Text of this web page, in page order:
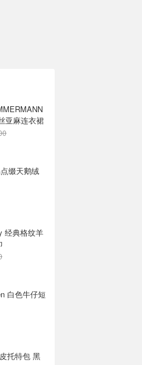
亚麻连衣裙
缀天鹅绒
经典格纹羊
白色牛仔短
托特包 黑